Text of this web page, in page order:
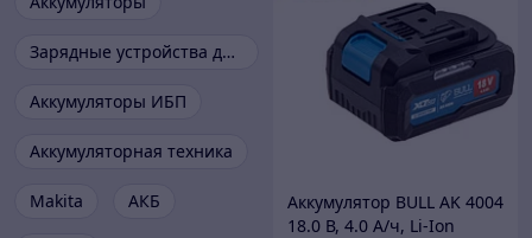
Зарядные устройства для аккумуляторов
Аккумуляторы ИБП
Аккумуляторная техника
Makita АКБ
Аккумулятор BULL AK 4004
18.0 В, 4.0 А/ч, Li-Ion